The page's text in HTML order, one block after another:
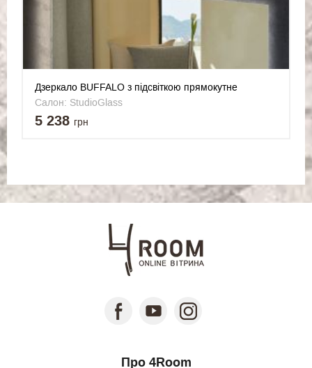
Дзеркало BUFFALO з підсвіткою прямокутне
1000x700 мм
Салон: StudioGlass
5 238 грн
Про 4Room